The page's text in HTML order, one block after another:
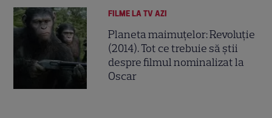
FILME LA TV AZI
Planeta maimuțelor: Revoluție
(2014). Tot ce trebuie să știi
despre filmul nominalizat la
Oscar